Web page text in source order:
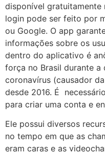
disponível gratuitamente
login pode ser feito por
ou Google. O app
informações sobre os
dentro do aplicativo é
força no Brasil durante a
coronavírus (causador
desde 2016. É
para criar uma conta e
Ele possui diversos
no tempo em que as
eram caras e as